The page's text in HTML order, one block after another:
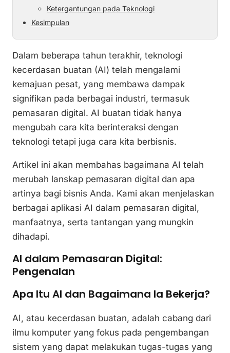
Ketergantungan pada Teknologi
Kesimpulan
Dalam beberapa tahun terakhir, teknologi
kecerdasan buatan (AI) telah mengalami
kemajuan pesat, yang membawa dampak
signifikan pada berbagai industri, termasuk
pemasaran digital. AI buatan tidak hanya
mengubah cara kita berinteraksi dengan
teknologi tetapi juga cara kita berbisnis.
Artikel ini akan membahas bagaimana AI telah
merubah lanskap pemasaran digital dan apa
artinya bagi bisnis Anda. Kami akan menjelaskan
berbagai aplikasi AI dalam pemasaran digital,
manfaatnya, serta tantangan yang mungkin
dihadapi.
AI dalam Pemasaran Digital:
Pengenalan
Apa Itu AI dan Bagaimana Ia Bekerja?
AI, atau kecerdasan buatan, adalah cabang dari
ilmu komputer yang fokus pada pengembangan
sistem yang dapat melakukan tugas-tugas yang